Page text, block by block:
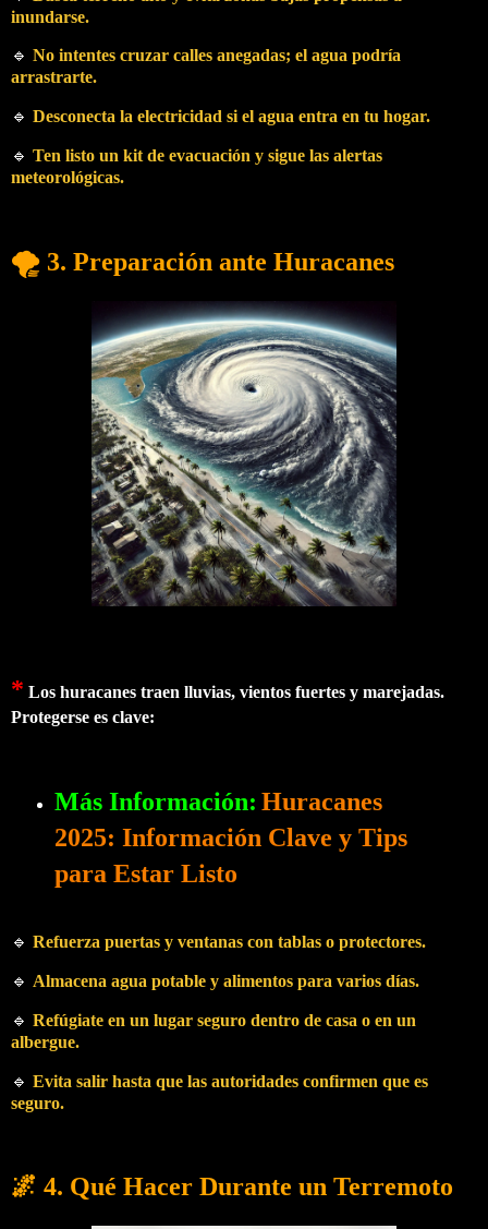
inundarse.
🔹 No intentes cruzar calles anegadas; el agua podría
arrastrarte.
🔹 Desconecta la electricidad si el agua entra en tu hogar.
🔹 Ten listo un kit de evacuación y sigue las alertas
meteorológicas.
🌪️ 3. Preparación ante Huracanes
* Los huracanes traen lluvias, vientos fuertes y marejadas.
Protegerse es clave:
Más Información: Huracanes
2025: Información Clave y Tips
para Estar Listo
🔹 Refuerza puertas y ventanas con tablas o protectores.
🔹 Almacena agua potable y alimentos para varios días.
🔹 Refúgiate en un lugar seguro dentro de casa o en un
albergue.
🔹 Evita salir hasta que las autoridades confirmen que es
seguro.
🌌 4. Qué Hacer Durante un Terremoto